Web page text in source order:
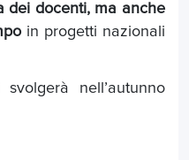
dei docenti, ma anche
in progetti nazionali
nell’autunno